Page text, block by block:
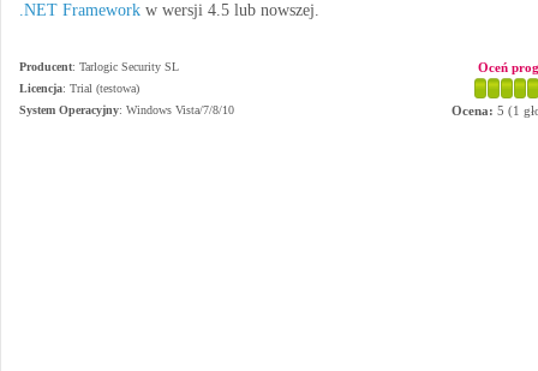
.NET Framework w wersji 4.5 lub nowszej.
Producent: Tarlogic Security SL
Licencja: Trial (testowa)
System Operacyjny: Windows Vista/7/8/10
Oceń
Ocena: 5 (1